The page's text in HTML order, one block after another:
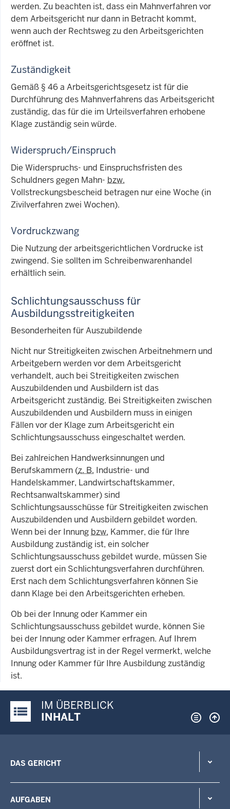
werden. Zu beachten ist, dass ein Mahnverfahren vor
dem Arbeitsgericht nur dann in Betracht kommt,
wenn auch der Rechtsweg zu den Arbeitsgerichten
eröffnet ist.
Zuständigkeit
Gemäß § 46 a Arbeitsgerichtsgesetz ist für die
Durchführung des Mahnverfahrens das Arbeitsgericht
zuständig, das für die im Urteilsverfahren erhobene
Klage zuständig sein würde.
Widerspruch/Einspruch
Die Widerspruchs- und Einspruchsfristen des
Schuldners gegen Mahn- bzw.
Vollstreckungsbescheid betragen nur eine Woche (in
Zivilverfahren zwei Wochen).
Vordruckzwang
Die Nutzung der arbeitsgerichtlichen Vordrucke ist
zwingend. Sie sollten im Schreibenwarenhandel
erhältlich sein.
Schlichtungsausschuss für
Ausbildungsstreitigkeiten
Besonderheiten für Auszubildende
Nicht nur Streitigkeiten zwischen Arbeitnehmern und
Arbeitgebern werden vor dem Arbeitsgericht
verhandelt, auch bei Streitigkeiten zwischen
Auszubildenden und Ausbildern ist das
Arbeitsgericht zuständig. Bei Streitigkeiten zwischen
Auszubildenden und Ausbildern muss in einigen
Fällen vor der Klage zum Arbeitsgericht ein
Schlichtungsausschuss eingeschaltet werden.
Bei zahlreichen Handwerksinnungen und
Berufskammern (z. B. Industrie- und
Handelskammer, Landwirtschaftskammer,
Rechtsanwaltskammer) sind
Schlichtungsausschüsse für Streitigkeiten zwischen
Auszubildenden und Ausbildern gebildet worden.
Wenn bei der Innung bzw. Kammer, die für Ihre
Ausbildung zuständig ist, ein solcher
Schlichtungsausschuss gebildet wurde, müssen Sie
zuerst dort ein Schlichtungsverfahren durchführen.
Erst nach dem Schlichtungsverfahren können Sie
dann Klage bei den Arbeitsgerichten erheben.
Ob bei der Innung oder Kammer ein
Schlichtungsausschuss gebildet wurde, können Sie
bei der Innung oder Kammer erfragen. Auf Ihrem
Ausbildungsvertrag ist in der Regel vermerkt, welche
Innung oder Kammer für Ihre Ausbildung zuständig
ist.
Justiz-Portal im Überblick:
IM ÜBERBLICK
INHALT
DAS GERICHT
AUFGABEN